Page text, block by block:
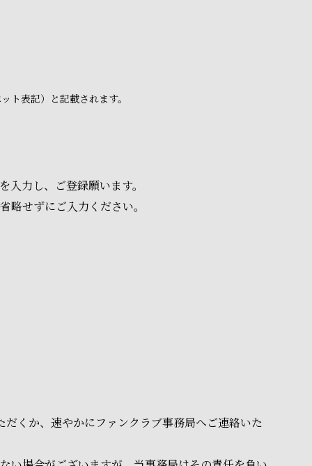
ト表記）と記載されます。
力し、ご登録願います。
せずにご入力ください。
くか、速やかにファンクラブ事務局へご連絡いた